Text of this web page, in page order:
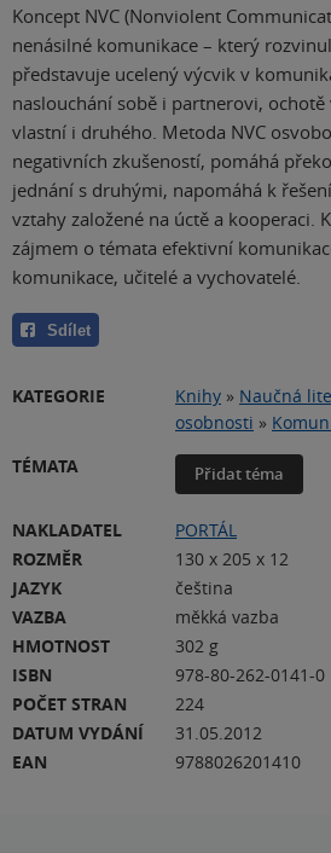
Koncept NVC (Nonviolent
nenásilné komunikace – který
představuje ucelený výcvik v
naslouchání sobě i partnerovi,
vlastní i druhého. Metoda NVC
negativních zkušeností, pomáhá
jednání s druhými, napomáhá k
vztahy založené na úctě a kooperaci.
zájmem o témata efektivní
komunikace, učitelé a vychovatelé.
Sdílet
KATEGORIE Knihy » Naučná
osobnosti »
TÉMATA
Přidat téma
NAKLADATEL
PORTÁL
ROZMĚR
130 x 205 x 12
JAZYK
čeština
VAZBA
měkká vazba
HMOTNOST
302 g
ISBN
978-80-262-0141-0
POČET STRAN
224
DATUM VYDÁNÍ
31.05.2012
EAN
9788026201410